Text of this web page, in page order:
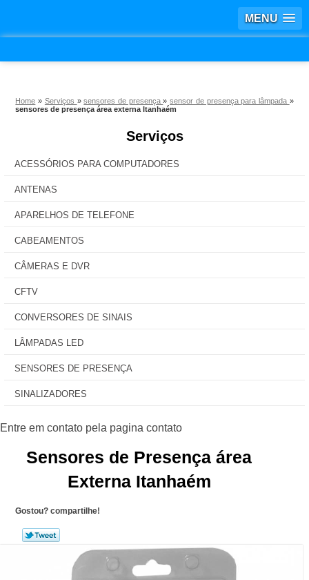
MENU
Home » Serviços »sensores de presença»sensor de presença para lâmpada »
sensores de presença área externa Itanhaém
Serviços
ACESSÓRIOS PARA COMPUTADORES
ANTENAS
APARELHOS DE TELEFONE
CABEAMENTOS
CÂMERAS E DVR
CFTV
CONVERSORES DE SINAIS
LÂMPADAS LED
SENSORES DE PRESENÇA
SINALIZADORES
Sensores de Presença área
Externa Itanhaém
Gostou? compartilhe!